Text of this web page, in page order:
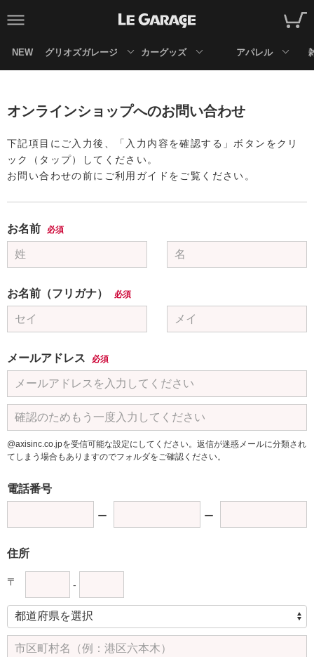
NEW グリオズガレージ カーグッズ アパレル
オンラインショップへのお問い合わせ
下記項目にご入力後、「入力内容を確認する」ボタンをクリ
ック（タップ）してください。
お問い合わせの前にご利用ガイドをご覧ください。
お名前 必須
お名前（フリガナ） 必須
メールアドレス 必須
@axisinc.co.jpを受信可能な設定にしてください。返信が迷惑メールに分類され
てしまう場合もありますのでフォルダをご確認ください。
電話番号
住所
〒 -